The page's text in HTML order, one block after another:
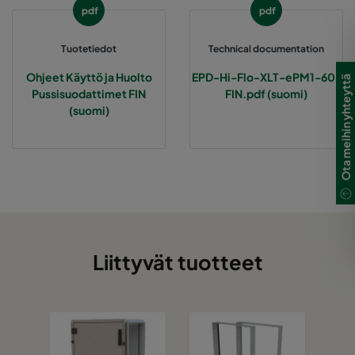
2550 490x592x370-8
2550 287x592x370-5 ePM2,5 50% M6
2550 592x490x370-10
0160 490x592x640-8 ePM1 60%
pdf
Tuotetiedot
Ohjeet Käyttö ja Huolto
Pussisuodattimet FIN
(suomi)
pdf
Technical documentation
EPD-Hi-Flo-XLT-ePM1-60-
FIN.pdf (suomi)
Liittyvät tuotteet
Ota meihin yhteyttä